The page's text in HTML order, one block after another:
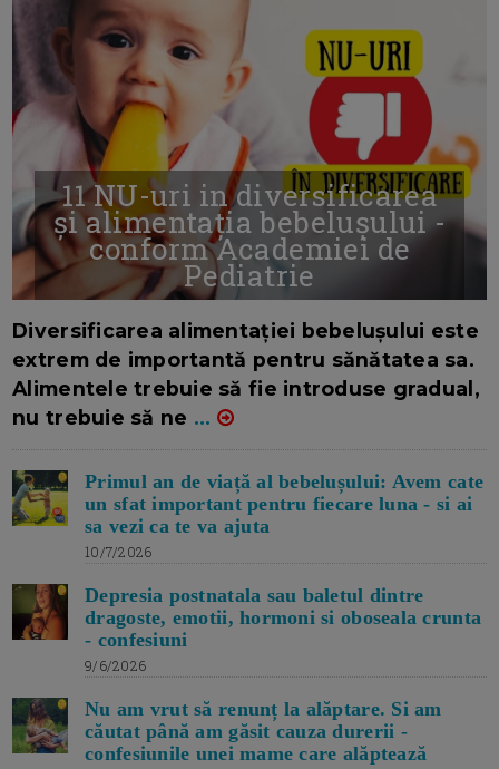
11 NU-uri in diversificarea
și alimentația bebelușului -
conform Academiei de
Pediatrie
Diversificarea alimentației bebelușului este
extrem de importantă pentru sănătatea sa.
Alimentele trebuie să fie introduse gradual,
nu trebuie să ne ...
Primul an de viață al bebelușului: Avem cate
un sfat important pentru fiecare luna - si ai
sa vezi ca te va ajuta
10/7/2026
Depresia postnatala sau baletul dintre
dragoste, emotii, hormoni si oboseala crunta
- confesiuni
9/6/2026
Nu am vrut să renunț la alăptare. Si am
căutat până am găsit cauza durerii -
confesiunile unei mame care alăptează